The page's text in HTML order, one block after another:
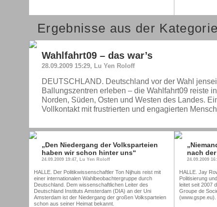
Ergebnisse aus der
Wahlfahrt09 – das war’s
28.09.2009 15:29, Lu Yen Roloff
DEUTSCHLAND. Deutschland vor der Wahl
Ballungszentren erleben – die Wahlfahrt09 reiste
Norden, Süden, Osten und Westen des Landes.
Vollkontakt mit frustrierten und engagierten
„Den Niedergang der Volksparteien
haben wir schon hinter uns“
24.09.2009 19:47, Lu Yen Roloff
HALLE. Der Politikwissenschaftler Ton Nijhuis reist mit
einer internationalen Wahlbeobachtergruppe durch
Deutschland. Dem wissenschaftlichen Leiter des
Deutschland Instituts Amsterdam (DIA) an der Uni
Amsterdam ist der Niedergang der großen Volksparteien
schon aus seiner Heimat bekannt.
nach
24.09.2009
HALLE. Jay
Politisierung
leitet seit 2007
Groupe de
(www.gspe.eu).